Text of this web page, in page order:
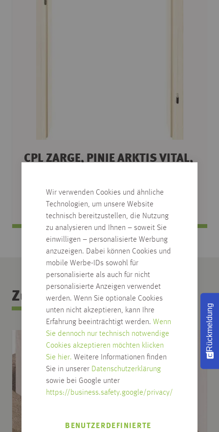
Wir verwenden Cookies und ähnliche
Technologien, um unsere Website
technisch bereitzustellen, die Nutzung
zu analysieren und Ihnen – soweit Sie
einwilligen – personalisierte Werbung
anzuzeigen. Dabei können Cookies und
mobile Werbe-IDs sowohl für
personalisierte als auch für nicht
personalisierte Anzeigen verwendet
werden. Wenn Sie optionale Cookies
unten nicht akzeptieren, kann Ihre
Erfahrung beeinträchtigt werden. Wenn
Sie dennoch nur technisch notwendige
Cookies akzeptieren möchten klicken
Sie hier. Weitere Informationen finden
Sie in unserer Datenschutzerklärung
sowie bei Google unter
https://business.safety.google/privacy/
BENUTZERDEFINIERTE
CPL ZARGE, PINIE ARKTIS VITAL,
verschiedene Abmessungen
Zubehör Kategorie
Rückmeldung